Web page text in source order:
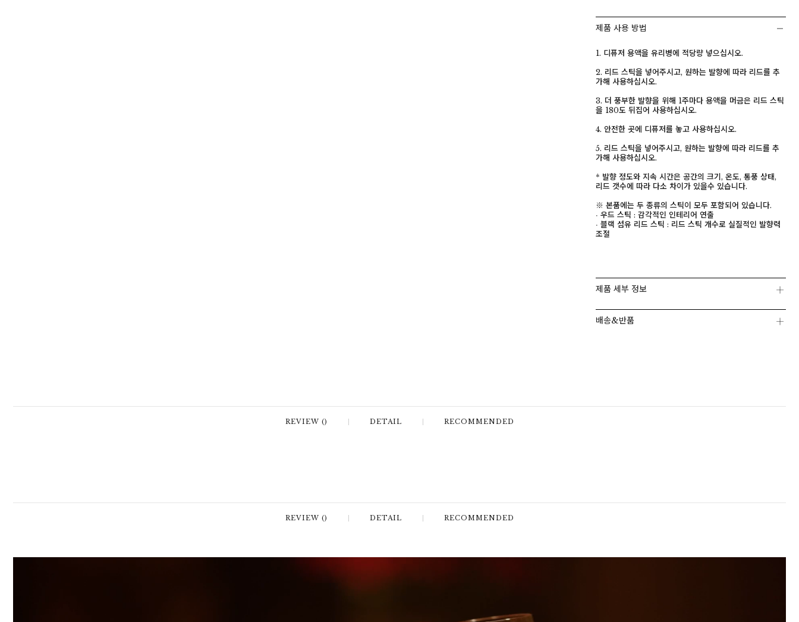
제품 사용 방법
1. 디퓨저 용액을 유리병에 적당량 넣으십시오.
2. 리드 스틱을 넣어주시고, 원하는 발향에 따라 리드를 추
가해 사용하십시오.
3. 더 풍부한 발향을 위해 1주마다 용액을 머금은 리드 스틱
을 180도 뒤집어 사용하십시오.
4. 안전한 곳에 디퓨저를 놓고 사용하십시오.
5. 리드 스틱을 넣어주시고, 원하는 발향에 따라 리드를 추
가해 사용하십시오.
* 발향 정도와 지속 시간은 공간의 크기, 온도, 통풍 상태,
리드 갯수에 따라 다소 차이가 있을수 있습니다.
※ 본품에는 두 종류의 스틱이 모두 포함되어 있습니다.
∙ 우드 스틱 : 감각적인 인테리어 연출
∙ 블랙 섬유 리드 스틱 : 리드 스틱 개수로 실질적인 발향력
조절
제품 세부 정보
배송&반품
REVIEW () DETAIL RECOMMENDED
REVIEW () DETAIL RECOMMENDED